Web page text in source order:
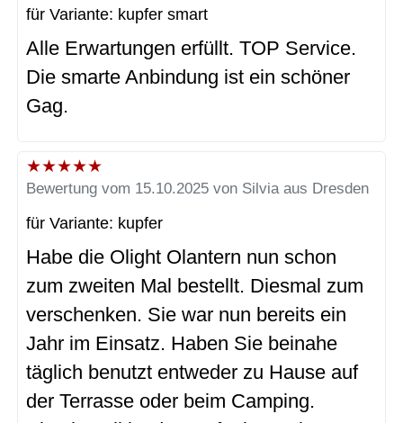
für Variante: kupfer smart
Alle Erwartungen erfüllt. TOP Service.
Die smarte Anbindung ist ein schöner
Gag.
★★★★★
Bewertung vom 15.10.2025 von Silvia aus Dresden
für Variante: kupfer
Habe die Olight Olantern nun schon
zum zweiten Mal bestellt. Diesmal zum
verschenken. Sie war nun bereits ein
Jahr im Einsatz. Haben Sie beinahe
täglich benutzt entweder zu Hause auf
der Terrasse oder beim Camping.